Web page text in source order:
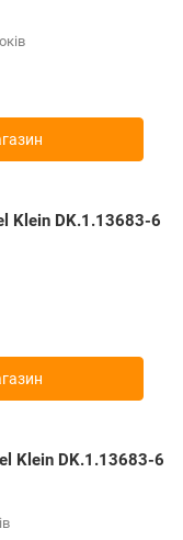
Klein DK.1.13683-6
Klein DK.1.13683-6